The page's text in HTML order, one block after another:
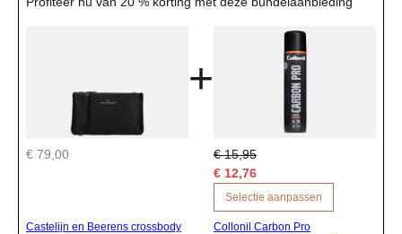
€ 79,00
Castelijn en Beerens crossbody
+
€ 15,95
€ 12,76
Selectie aanpassen
Collonil Carbon Pro